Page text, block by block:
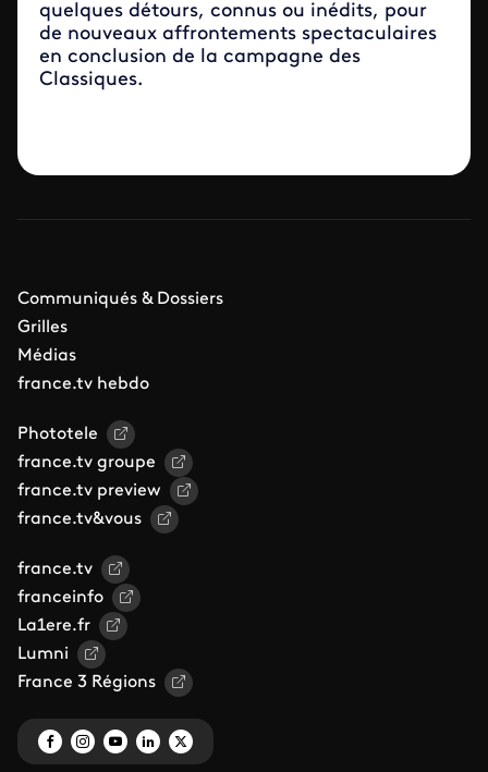
quelques détours, connus ou inédits, pour
de nouveaux affrontements spectaculaires
en conclusion de la campagne des
Classiques.
Communiqués & Dossiers
Grilles
Médias
france.tv hebdo
Phototele
france.tv groupe
france.tv preview
france.tv&vous
france.tv
franceinfo
La1ere.fr
Lumni
France 3 Régions